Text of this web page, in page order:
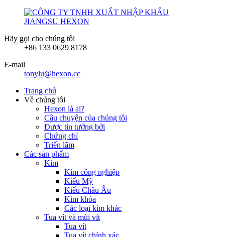
Hãy gọi cho chúng tôi
+86 133 0629 8178
E-mail
tonylu@hexon.cc
Trang chủ
Về chúng tôi
Hexon là ai?
Câu chuyện của chúng tôi
Được tin tưởng bởi
Chứng chỉ
Triển lãm
Các sản phẩm
Kìm
Kìm công nghiệp
Kiểu Mỹ
Kiểu Châu Âu
Kìm khóa
Các loại kìm khác
Tua vít và mũi vít
Tua vít
Tua vít chính xác